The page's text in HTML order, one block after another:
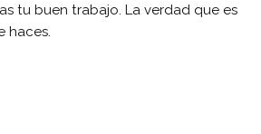
tu buen trabajo. La verdad que es
haces.